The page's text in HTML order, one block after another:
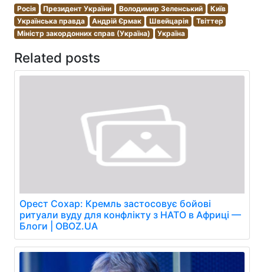
Росія Президент України Володимир Зеленський
Київ
Українська правда
Андрій Єрмак Швейцарія
Твіттер
Міністр закордонних справ (Україна)
Україна
Related posts
Орест Сохар: Кремль застосовує бойові
ритуали вуду для конфлікту з НАТО в Африці —
Блоги | OBOZ.UA